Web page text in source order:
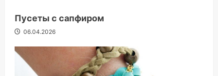
Пусеты с сапфиром
06.04.2026